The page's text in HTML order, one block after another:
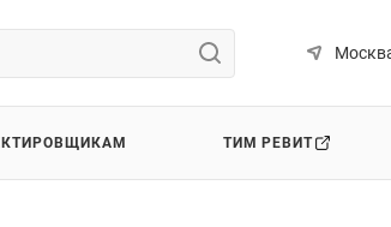
ТИМ РЕВИТ